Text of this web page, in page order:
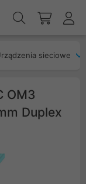
sieciowe
OM3
Duplex